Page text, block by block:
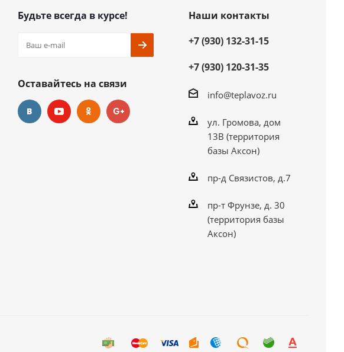
Будьте всегда в курсе!
Оставайтесь на связи
Наши контакты
+7 (930) 132-31-15
+7 (930) 120-31-35
info@teplavoz.ru
ул. Громова, дом
13В (территория
базы Аксон)
пр-д Связистов, д.7
пр-т Фрунзе, д. 30
(территория базы
Аксон)